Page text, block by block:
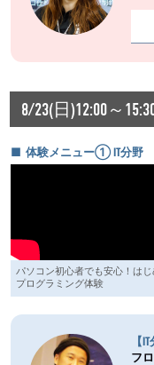
8/23(日)12:00～
体験メニュー① IT分野
パソコン初心者でも安心！は
プログラミング体験
【
フ